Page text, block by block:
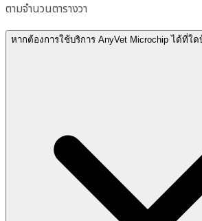
ตามจำนวนตารางวา
หากต้องการใช้บริการ AnyVet Microchip ได้ที่ใ